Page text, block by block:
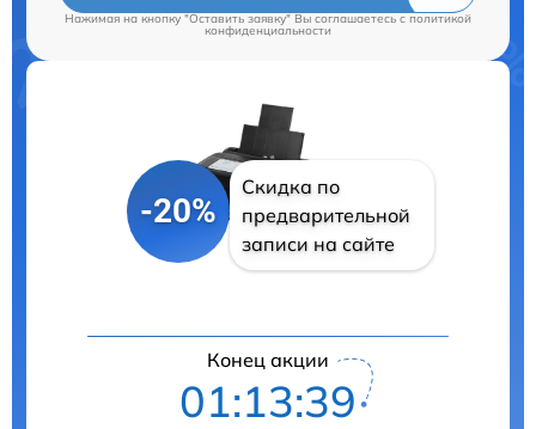
Нажимая на кнопку "Оставить заявку" Вы соглашаетесь cполитикой
конфиденциальности
-20%
Скидка по
предварительной
записи на сайте
Конец акции
01:13:38